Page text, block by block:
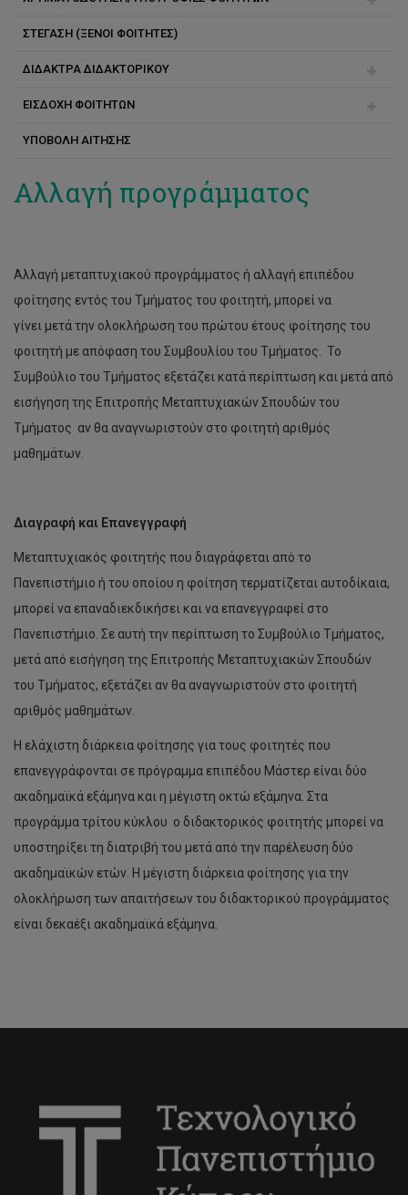
Υλικών
Νοσηλευτική
Επιστημών Αποκατάστασης
Διοίκησης, Επιχειρηματικότητας και Ψηφιακού Επιχειρείν
Ναυτιλιακών
Υποτροφίες αριστείας για διδακτορικούς
Υποτροφίες κοινωνικής στήριξης για φοιτητές μάστερ
ΣΤΕΓΑΣΗ (ΞΕΝΟΙ ΦΟΙΤΗΤΕΣ)
ΔΙΔΑΚΤΡΑ ΔΙΔΑΚΤΟΡΙΚΟΥ
Τρόποι πληρωμής
Συνέπειες μη πληρωμής
ΕΙΣΔΟΧΗ ΦΟΙΤΗΤΩΝ
Εγγραφή
ΥΠΟΒΟΛΗ ΑΙΤΗΣΗΣ
Αλλαγή προγράμματος
Αλλαγή μεταπτυχιακού προγράμματος ή αλλαγή επιπέδου
φοίτησης εντός του Τμήματος του φοιτητή, μπορεί να
γίνει μετά την ολοκλήρωση του πρώτου έτους φοίτησης του
φοιτητή με απόφαση του Συμβουλίου του Τμήματος. Το
Συμβούλιο του Τμήματος εξετάζει κατά περίπτωση και μετά από
εισήγηση της Επιτροπής Μεταπτυχιακών Σπουδών του
Τμήματος αν θα αναγνωριστούν στο φοιτητή αριθμός
μαθημάτων.
Διαγραφή και Επανεγγραφή
Μεταπτυχιακός φοιτητής που διαγράφεται από το
Πανεπιστήμιο ή του οποίου η φοίτηση τερματίζεται αυτοδίκαια,
μπορεί να επαναδιεκδικήσει και να επανεγγραφεί στο
Πανεπιστήμιο. Σε αυτή την περίπτωση το Συμβούλιο Τμήματος,
μετά από εισήγηση της Επιτροπής Μεταπτυχιακών Σπουδών
του Τμήματος, εξετάζει αν θα αναγνωριστούν στο φοιτητή
αριθμός μαθημάτων.
Η ελάχιστη διάρκεια φοίτησης για τους φοιτητές που
επανεγγράφονται σε πρόγραμμα επιπέδου Μάστερ είναι δύο
ακαδημαϊκά εξάμηνα και η μέγιστη οκτώ εξάμηνα. Στα
προγράμμα τρίτου κύκλου ο διδακτορικός φοιτητής μπορεί να
υποστηρίξει τη διατριβή του μετά από την παρέλευση δύο
ακαδημαϊκών ετών. Η μέγιστη διάρκεια φοίτησης για την
ολοκλήρωση των απαιτήσεων του διδακτορικού προγράμματος
είναι δεκαέξι ακαδημαϊκά εξάμηνα.